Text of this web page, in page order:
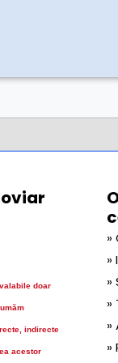
doar
indirecte
acestor
»
»
»
»
»
»